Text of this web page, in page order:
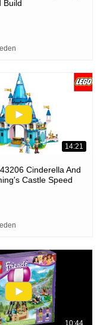
Build
14:21
Cinderella And
Castle Speed